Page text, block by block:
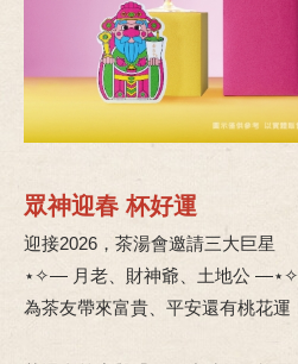
眾神迎春 杯好運
迎接2026，茶湯會邀請三大巨星
⋆✧— 月老、財神爺、土地公 —⋆✧
為茶友帶來富貴、平安還有桃花運